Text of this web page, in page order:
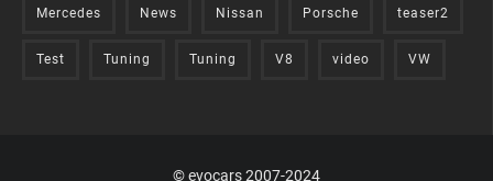
Mercedes News Nissan Porsche teaser2
Test Tuning Tuning V8 video VW
© evocars 2007-2024